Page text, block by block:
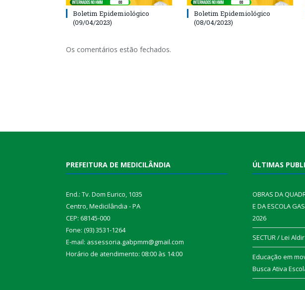
Boletim Epidemiológico
(09/04/2023)
Boletim Epidemiológico
(08/04/2023)
Os comentários estão fechados.
PREFEITURA DE MEDICILÂNDIA
End.: Tv. Dom Eurico, 1035
Centro, Medicilândia - PA
CEP: 68145-000
Fone: (93) 3531-1264
E-mail: assessoria.gabpmm@gmail.com
Horário de atendimento: 08:00 às 14:00
ÚLTIMAS
OBRAS DA
E DA ESCOLA
2026
SECTUR / Lei
Educação em
Busca Ativa